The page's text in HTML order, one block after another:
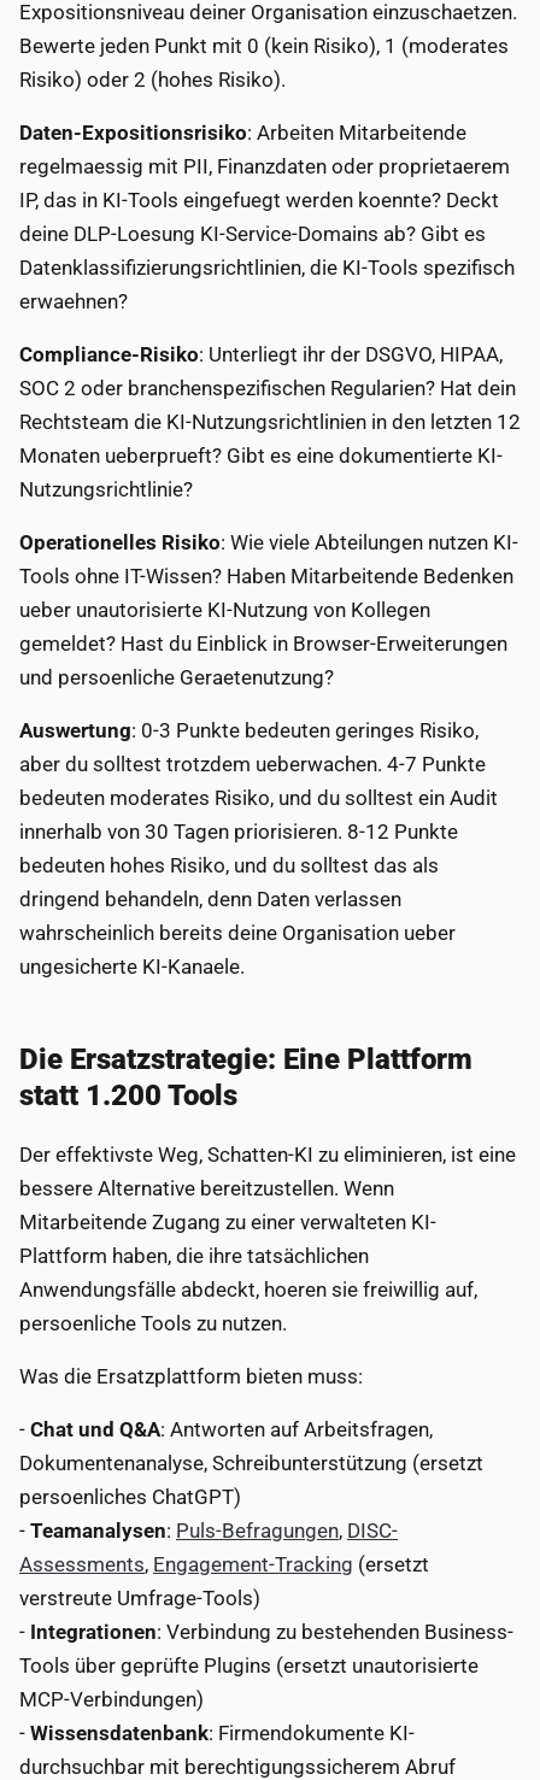
Expositionsniveau deiner Organisation einzuschaetzen.
Bewerte jeden Punkt mit 0 (kein Risiko), 1 (moderates
Risiko) oder 2 (hohes Risiko).
Daten-Expositionsrisiko: Arbeiten Mitarbeitende
regelmaessig mit PII, Finanzdaten oder proprietaerem
IP, das in KI-Tools eingefuegt werden koennte? Deckt
deine DLP-Loesung KI-Service-Domains ab? Gibt es
Datenklassifizierungsrichtlinien, die KI-Tools spezifisch
erwaehnen?
Compliance-Risiko: Unterliegt ihr der DSGVO, HIPAA,
SOC 2 oder branchenspezifischen Regularien? Hat dein
Rechtsteam die KI-Nutzungsrichtlinien in den letzten 12
Monaten ueberprueft? Gibt es eine dokumentierte KI-
Nutzungsrichtlinie?
Operationelles Risiko: Wie viele Abteilungen nutzen KI-
Tools ohne IT-Wissen? Haben Mitarbeitende Bedenken
ueber unautorisierte KI-Nutzung von Kollegen
gemeldet? Hast du Einblick in Browser-Erweiterungen
und persoenliche Geraetenutzung?
Auswertung: 0-3 Punkte bedeuten geringes Risiko,
aber du solltest trotzdem ueberwachen. 4-7 Punkte
bedeuten moderates Risiko, und du solltest ein Audit
innerhalb von 30 Tagen priorisieren. 8-12 Punkte
bedeuten hohes Risiko, und du solltest das als
dringend behandeln, denn Daten verlassen
wahrscheinlich bereits deine Organisation ueber
ungesicherte KI-Kanaele.
Die Ersatzstrategie: Eine Plattform
statt 1.200 Tools
Der effektivste Weg, Schatten-KI zu eliminieren, ist eine
bessere Alternative bereitzustellen. Wenn
Mitarbeitende Zugang zu einer verwalteten KI-
Plattform haben, die ihre tatsächlichen
Anwendungsfälle abdeckt, hoeren sie freiwillig auf,
persoenliche Tools zu nutzen.
Was die Ersatzplattform bieten muss:
- Chat und Q&A: Antworten auf Arbeitsfragen,
Dokumentenanalyse, Schreibunterstützung (ersetzt
persoenliches ChatGPT)
- Teamanalysen: Puls-Befragungen, DISC-
Assessments, Engagement-Tracking (ersetzt
verstreute Umfrage-Tools)
- Integrationen: Verbindung zu bestehenden Business-
Tools über geprüfte Plugins (ersetzt unautorisierte
MCP-Verbindungen)
- Wissensdatenbank: Firmendokumente KI-
durchsuchbar mit berechtigungssicherem Abruf